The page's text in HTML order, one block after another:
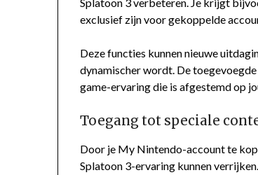
exclusief zijn voor gekoppelde
Deze functies kunnen nieuwe
dynamischer wordt. De
game-ervaring die is afgestemd op
Toegang tot speciale
Door je My Nintendo-account te
Splatoon 3-ervaring kunnen